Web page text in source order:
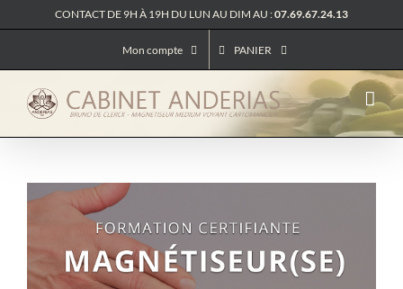
au
CONTACT DE 9H À 19H DU LUN AU DIM AU :07.69.67.24.13
Mon compte PANIER